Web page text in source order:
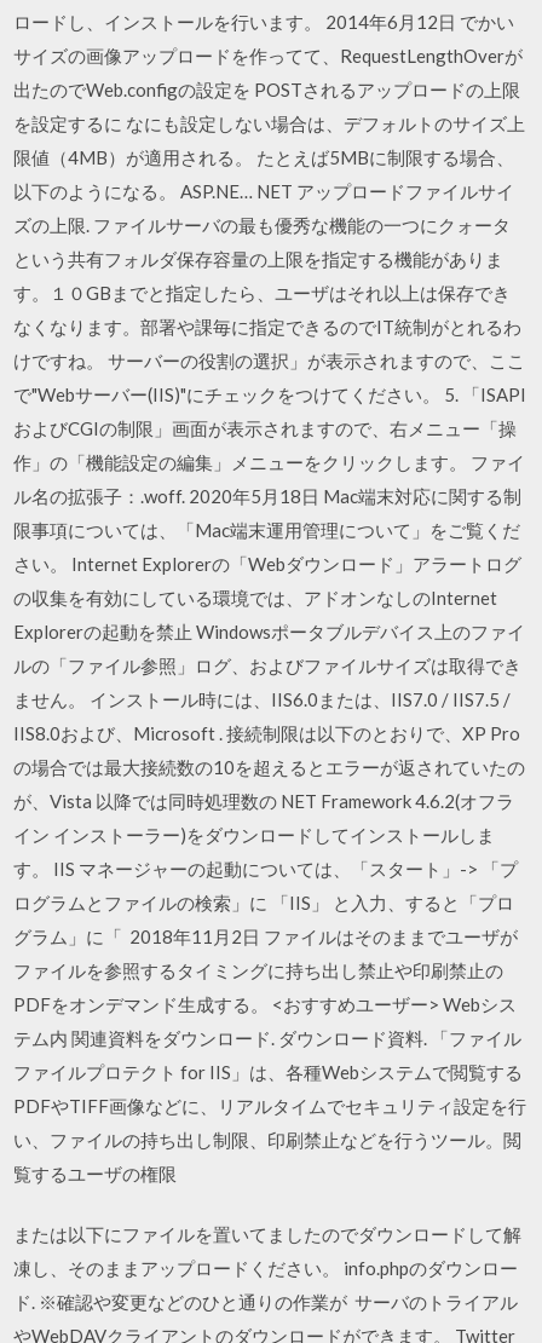
ロードし、インストールを行います。 2014年6月12日 でかい
サイズの画像アップロードを作ってて、RequestLengthOverが
出たのでWeb.configの設定を POSTされるアップロードの上限
を設定するに なにも設定しない場合は、デフォルトのサイズ上
限値（4MB）が適用される。 たとえば5MBに制限する場合、
以下のようになる。 ASP.NE… NET アップロードファイルサイ
ズの上限. ファイルサーバの最も優秀な機能の一つにクォータ
という共有フォルダ保存容量の上限を指定する機能がありま
す。１０GBまでと指定したら、ユーザはそれ以上は保存でき
なくなります。部署や課毎に指定できるのでIT統制がとれるわ
けですね。 サーバーの役割の選択」が表示されますので、ここ
で"Webサーバー(IIS)"にチェックをつけてください。 5. 「ISAPI
およびCGIの制限」画面が表示されますので、右メニュー「操
作」の「機能設定の編集」メニューをクリックします。 ファイ
ル名の拡張子：.woff. 2020年5月18日 Mac端末対応に関する制
限事項については、「Mac端末運用管理について」をご覧くだ
さい。 Internet Explorerの「Webダウンロード」アラートログ
の収集を有効にしている環境では、アドオンなしのInternet
Explorerの起動を禁止 Windowsポータブルデバイス上のファイ
ルの「ファイル参照」ログ、およびファイルサイズは取得でき
ません。 インストール時には、IIS6.0または、IIS7.0 / IIS7.5 /
IIS8.0および、Microsoft . 接続制限は以下のとおりで、XP Pro
の場合では最大接続数の10を超えるとエラーが返されていたの
が、Vista 以降では同時処理数の NET Framework 4.6.2(オフラ
イン インストーラー)をダウンロードしてインストールしま
す。 IIS マネージャーの起動については、「スタート」-> 「プ
ログラムとファイルの検索」に 「IIS」 と入力、すると「プロ
グラム」に「 2018年11月2日 ファイルはそのままでユーザが
ファイルを参照するタイミングに持ち出し禁止や印刷禁止の
PDFをオンデマンド生成する。 <おすすめユーザー> Webシス
テム内 関連資料をダウンロード. ダウンロード資料. 「ファイル
ファイルプロテクト for IIS」は、各種Webシステムで閲覧する
PDFやTIFF画像などに、リアルタイムでセキュリティ設定を行
い、ファイルの持ち出し制限、印刷禁止などを行うツール。閲
覧するユーザの権限
または以下にファイルを置いてましたのでダウンロードして解
凍し、そのままアップロードください。 info.phpのダウンロー
ド. ※確認や変更などのひと通りの作業が サーバのトライアル
やWebDAVクライアントのダウンロードができます。 Twitter